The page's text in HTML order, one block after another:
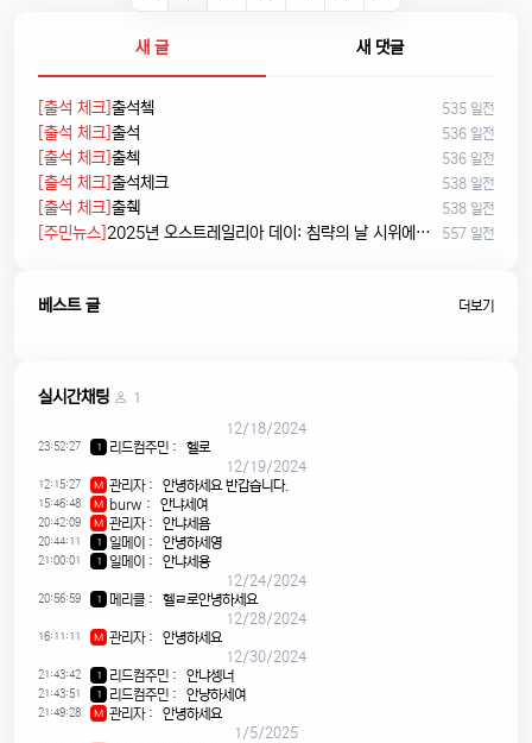
새 글 새 댓글
[출석 체크] 출석쳌 535 일전
[출석 체크] 출석 536 일전
[출석 체크] 출첵 536 일전
[출석 체크] 출석체크 538 일전
[출석 체크] 출췍 538 일전
[주민뉴스] 2025년 오스트레일리아 데이: 침략의 날 시위에서 시민권 선서, 피크닉까지 557 일전
베스트 글 더보기
실시간채팅
1
12/18/2024
23:52:27 1 리드컴주민 :
헬로
12/19/2024
12:15:27 M 관리자: 안녕하세요 반갑습니다.
15:46:48 M burw : 안냐세여
20:42:09 M 관리자: 안냐세욤
20:44:11 1 일메이 : 안녕하세영
21:00:01 1 일메이 :
안냐세용
12/24/2024
20:56:59 1 메리클:
헬ㄹ로안녕하세요
12/28/2024
16:11:11 M 관리자:
안녕하세요
12/30/2024
21:43:42 1 리드컴주민 : 안냐셍너
21:43:51 1 리드컴주민 : 안냥하세여
21:49:28 M 관리자:
안녕하세요
1/5/2025